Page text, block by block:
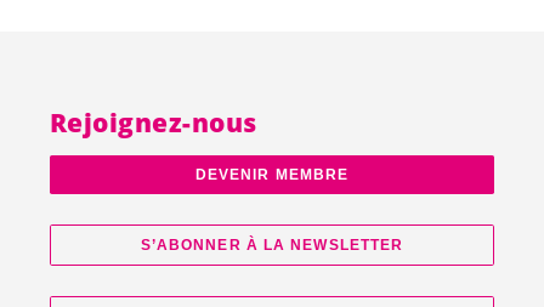
Rejoignez-nous
DEVENIR MEMBRE
S’ABONNER À LA NEWSLETTER